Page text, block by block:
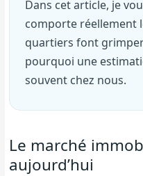
Dans cet article, je
comporte réellement
quartiers font
pourquoi une
souvent chez nous.
Le marché
aujourd’hui